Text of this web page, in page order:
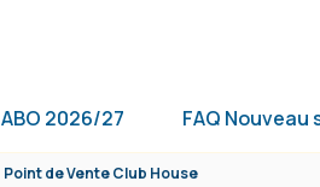
ABO 2026/27 FAQ Nouveau
Point de Vente Club House